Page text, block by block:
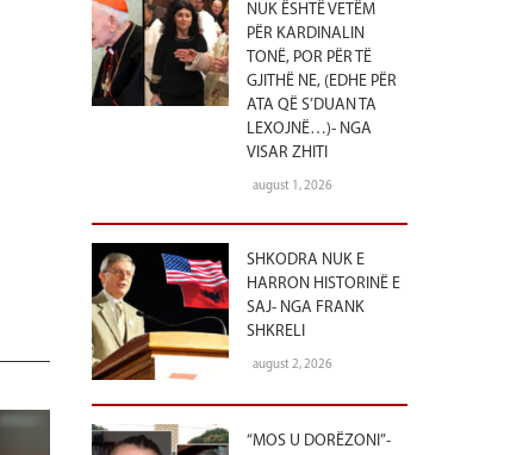
NUK ËSHTË VETËM
PËR KARDINALIN
TONË, POR PËR TË
GJITHË NE, (EDHE PËR
ATA QË S’DUAN TA
LEXOJNË…)- NGA
VISAR ZHITI
august 1, 2026
SHKODRA NUK E
HARRON HISTORINË E
SAJ- NGA FRANK
SHKRELI
august 2, 2026
“MOS U DORËZONI”-